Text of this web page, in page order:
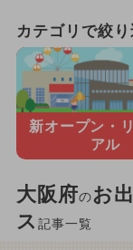
カテゴリで絞
新オープン・
アル
大阪府のお
ス 記事一覧